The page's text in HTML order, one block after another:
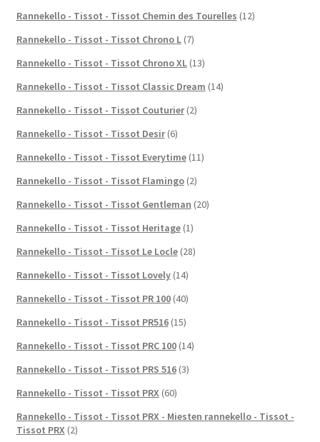
Rannekello - Tissot - Tissot Chemin des Tourelles (12)
Rannekello - Tissot - Tissot Chrono L (7)
Rannekello - Tissot - Tissot Chrono XL (13)
Rannekello - Tissot - Tissot Classic Dream (14)
Rannekello - Tissot - Tissot Couturier (2)
Rannekello - Tissot - Tissot Desir (6)
Rannekello - Tissot - Tissot Everytime (11)
Rannekello - Tissot - Tissot Flamingo (2)
Rannekello - Tissot - Tissot Gentleman (20)
Rannekello - Tissot - Tissot Heritage (1)
Rannekello - Tissot - Tissot Le Locle (28)
Rannekello - Tissot - Tissot Lovely (14)
Rannekello - Tissot - Tissot PR 100 (40)
Rannekello - Tissot - Tissot PR516 (15)
Rannekello - Tissot - Tissot PRC 100 (14)
Rannekello - Tissot - Tissot PRS 516 (3)
Rannekello - Tissot - Tissot PRX (60)
Rannekello - Tissot - Tissot PRX - Miesten rannekello - Tissot -
Tissot PRX (2)